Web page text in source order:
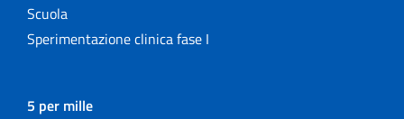
Scuola
Sperimentazione clinica fase I
5 per mille